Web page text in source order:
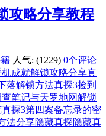
攻略分享教程
人气: (1229) 0个评论
成就解锁攻略分享真
落解锁方法真探3捡到
笔记与天罗地网解锁
真探3第四案备忘录的密
法分享隐藏真探隐藏真